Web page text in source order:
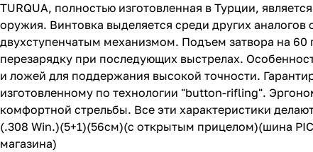
TURQUA, полностью изготовленная в Турции,
оружия. Винтовка выделяется среди других
двухступенчатым механизмом. Подъем затвора на
перезарядку при последующих выстрелах.
и ложей для поддержания высокой точности.
изготовленному по технологии "button-rifling".
комфортной стрельбы. Все эти характеристики
(.308 Win.)(5+1)(56cм)(с открытым прицелом)(шина
магазина)